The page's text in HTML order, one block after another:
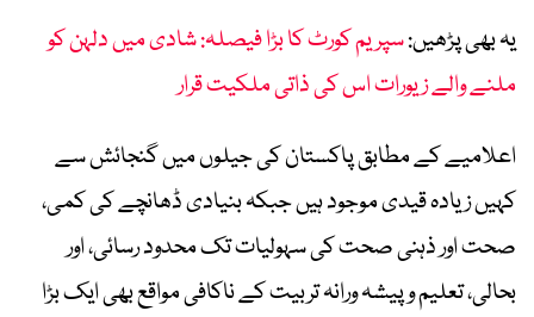
یہ بھی پڑھیں:سپریم کورٹ کا بڑا فیصلہ: شادی میں دلہن کو
ملنے والے زیورات اس کی ذاتی ملکیت قرار
اعلامیے کے مطابق پاکستان کی جیلوں میں گنجائش سے
کہیں زیادہ قیدی موجود ہیں جبکہ بنیادی ڈھانچے کی کمی،
صحت اور ذہنی صحت کی سہولیات تک محدود رسائی، اور
بحالی، تعلیم و پیشہ ورانہ تربیت کے ناکافی مواقع بھی ایک بڑا